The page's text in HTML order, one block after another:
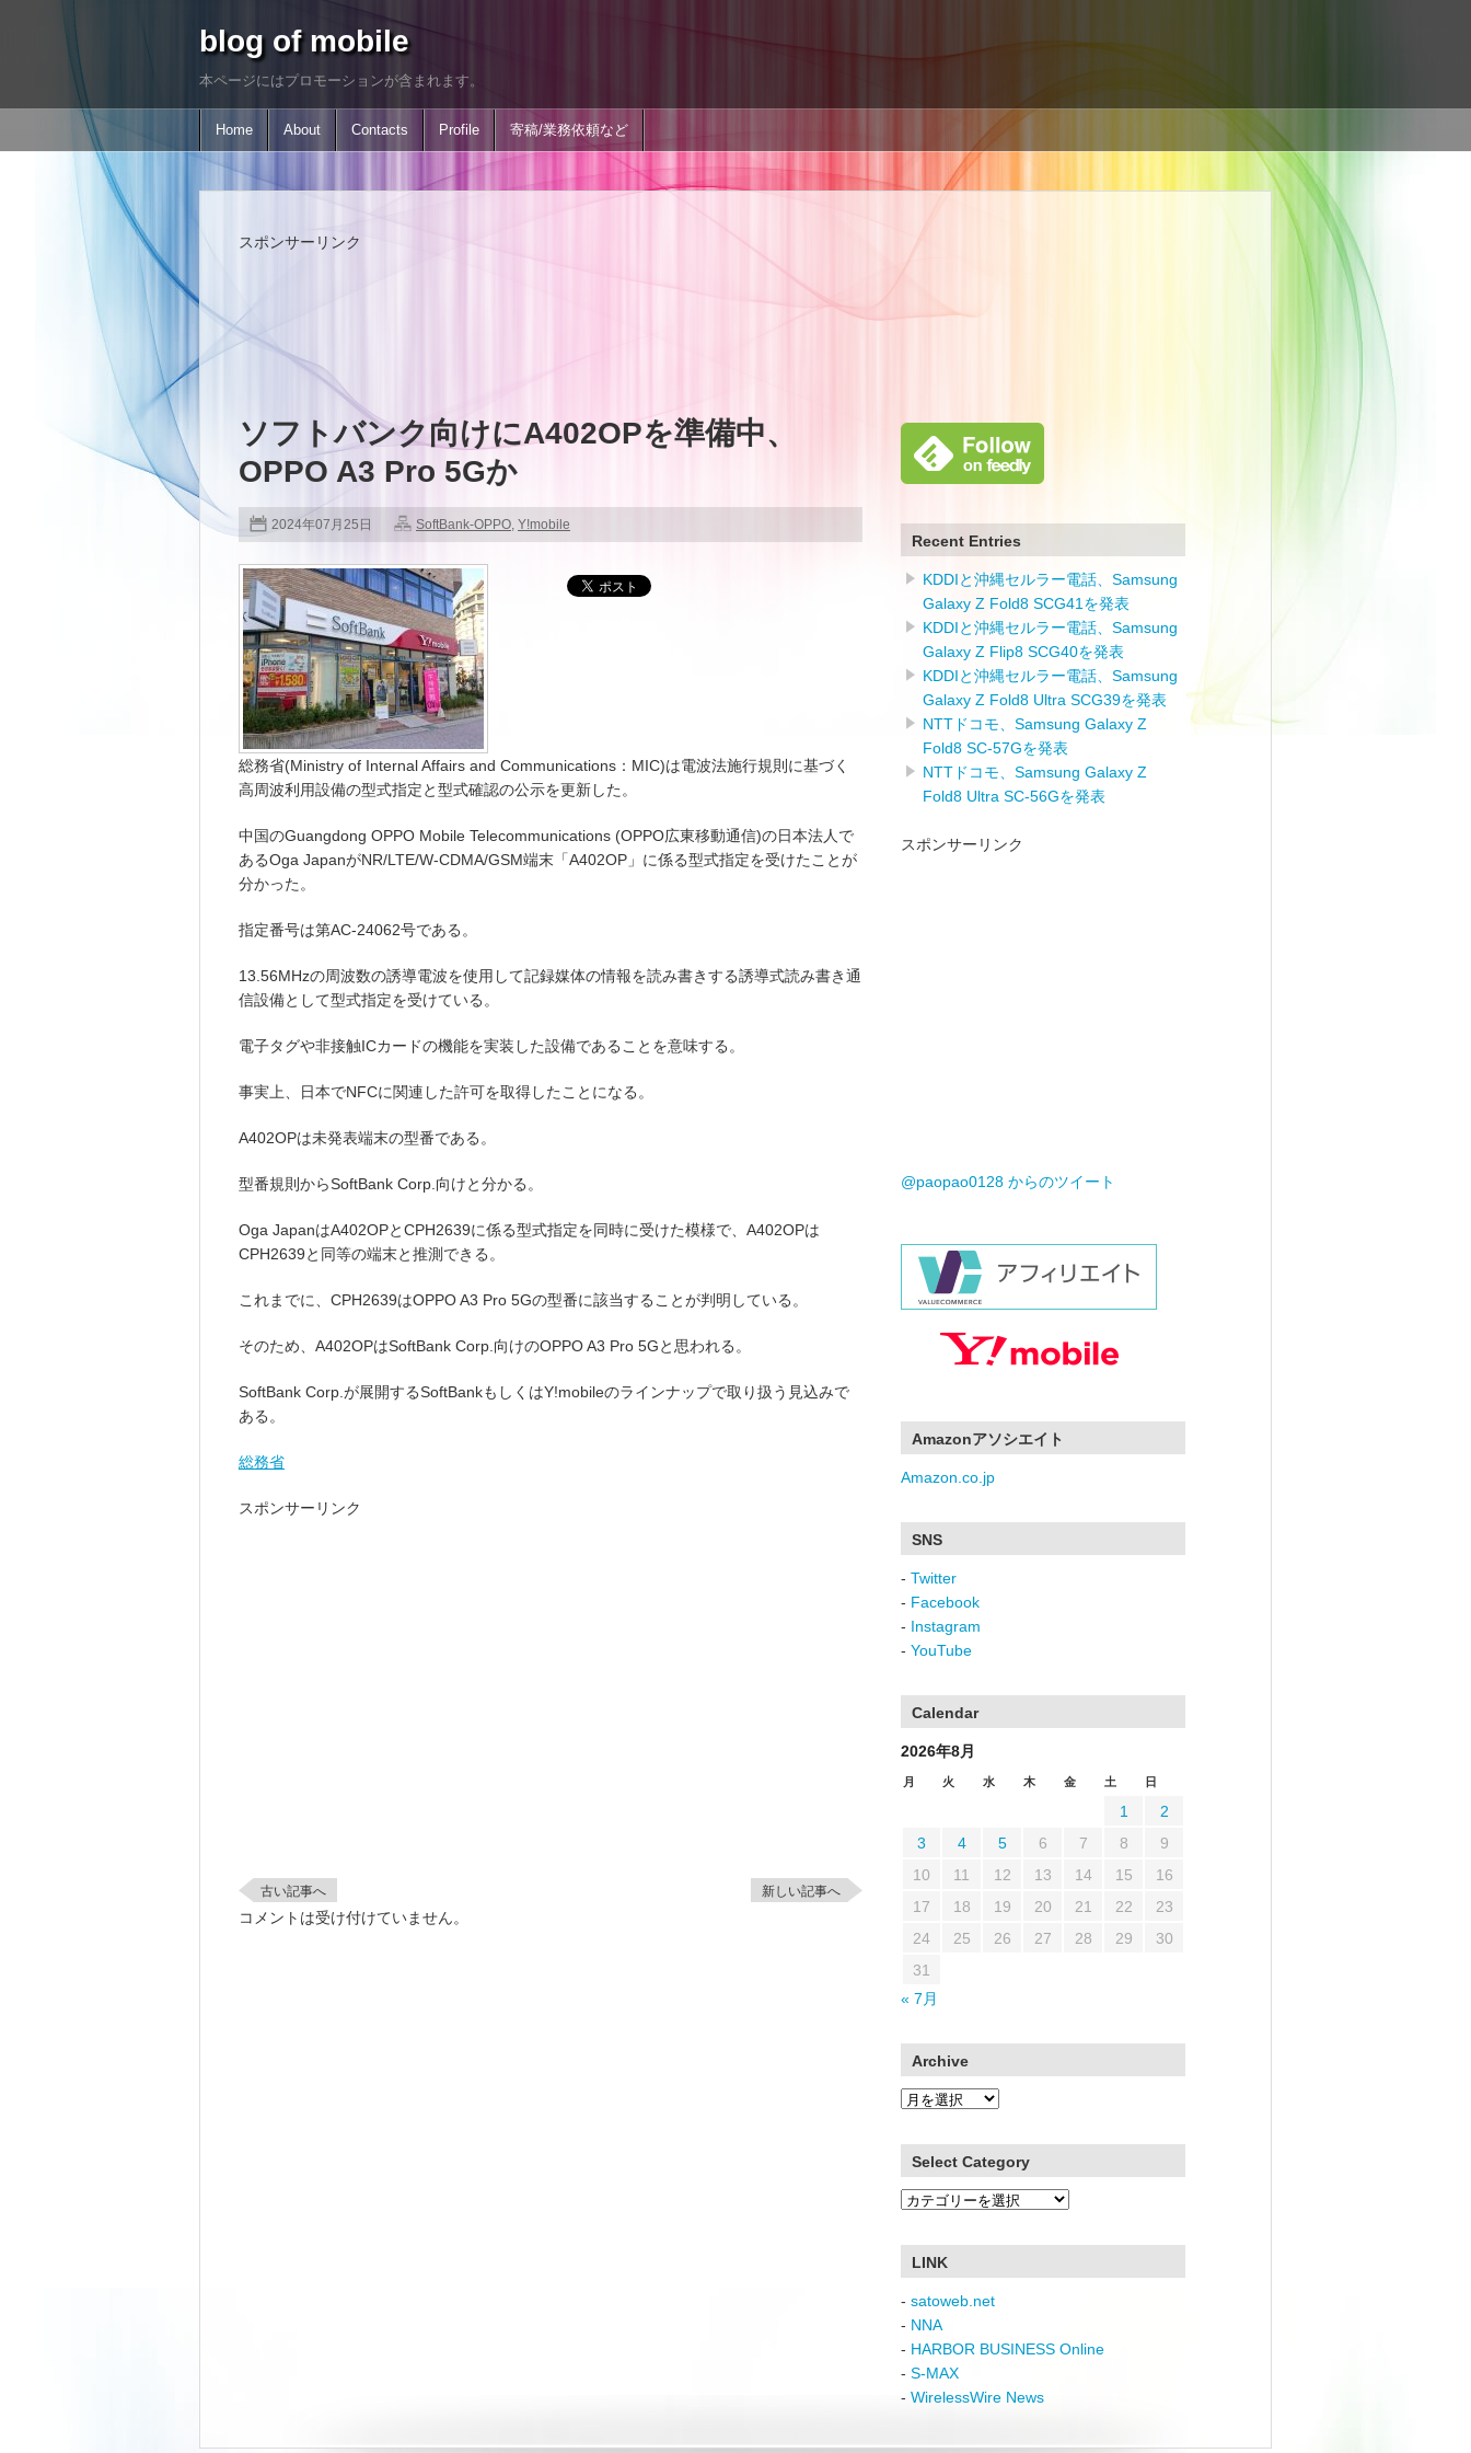
blog of mobile
本ページにはプロモーションが含まれます。
Home About Contacts Profile 寄稿/業務依頼など
スポンサーリンク
ソフトバンク向けにA402OPを準備中、
OPPO A3 Pro 5Gか
2024年07月25日 SoftBank-OPPO, Y!mobile
総務省(Ministry of Internal Affairs and Communications：MIC)は電波法施行規則に基づく
高周波利用設備の型式指定と型式確認の公示を更新した。
中国のGuangdong OPPO Mobile Telecommunications (OPPO広東移動通信)の日本法人で
あるOga JapanがNR/LTE/W-CDMA/GSM端末「A402OP」に係る型式指定を受けたことが
分かった。
指定番号は第AC-24062号である。
13.56MHzの周波数の誘導電波を使用して記録媒体の情報を読み書きする誘導式読み書き通
信設備として型式指定を受けている。
電子タグや非接触ICカードの機能を実装した設備であることを意味する。
事実上、日本でNFCに関連した許可を取得したことになる。
A402OPは未発表端末の型番である。
型番規則からSoftBank Corp.向けと分かる。
Oga JapanはA402OPとCPH2639に係る型式指定を同時に受けた模様で、A402OPは
CPH2639と同等の端末と推測できる。
これまでに、CPH2639はOPPO A3 Pro 5Gの型番に該当することが判明している。
そのため、A402OPはSoftBank Corp.向けのOPPO A3 Pro 5Gと思われる。
SoftBank Corp.が展開するSoftBankもしくはY!mobileのラインナップで取り扱う見込みで
ある。
総務省
スポンサーリンク
古い記事へ 新しい記事へ
コメントは受け付けていません。
Recent Entries
KDDIと沖縄セルラー電話、Samsung
Galaxy Z Fold8 SCG41を発表
KDDIと沖縄セルラー電話、Samsung
Galaxy Z Flip8 SCG40を発表
KDDIと沖縄セルラー電話、Samsung
Galaxy Z Fold8 Ultra SCG39を発表
NTTドコモ、Samsung Galaxy Z
Fold8 SC-57Gを発表
NTTドコモ、Samsung Galaxy Z
Fold8 Ultra SC-56Gを発表
スポンサーリンク
@paopao0128 からのツイート
Amazonアソシエイト
Amazon.co.jp
SNS
- Twitter
- Facebook
- Instagram
- YouTube
Calendar
2026年8月
月 火 水 木 金 土 日
1
2
3
4 5 6 7 8
9
10
11 12 13 14 15
16
17
18 19 20 21 22
23
24
25 26 27 28 29
30
31
« 7月
Archive
Archive
Select Category
Select
LINK
- satoweb.net
- NNA
- HARBOR BUSINESS Online
- S-MAX
- WirelessWire News